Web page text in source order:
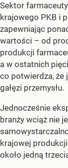
Sektor
krajowego PKB i
zapewniając
wartości – od
produkcji
a w ostatnich
co potwierdza, że
gałęzi przemysłu.
Jednocześnie
branży wciąż nie
krajowej
około jedną